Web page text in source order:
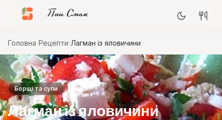
Пан Смак
Головна Рецепти Лагман із яловичини
Борщі та супи
Лагман із яловичини